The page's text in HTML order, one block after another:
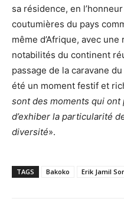
sa résidence, en
coutumières du pays
même d’Afrique, avec
notabilités du continent
passage de la caravane
été un moment festif et
sont des moments qui ont
d’exhiber la particularité
diversité».
TAGS Bakoko Erik Jamil